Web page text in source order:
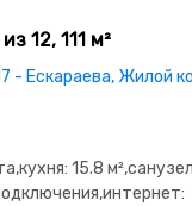
12, 111 м²
- Ескараева, Жилой
15.8